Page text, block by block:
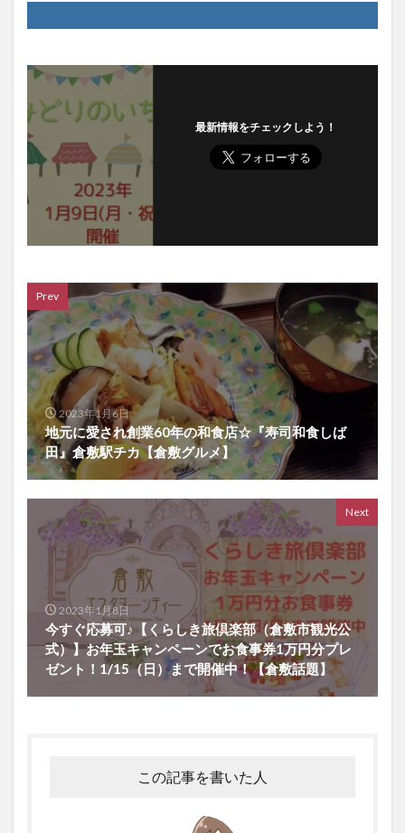
最新情報をチェックしよう！
Prev
2023年1月6日
地元に愛され創業60年の和食店☆『寿司和食しば
田』倉敷駅チカ【倉敷グルメ】
Next
2023年1月8日
今すぐ応募可♪【くらしき旅倶楽部（倉敷市観光公
式）】お年玉キャンペーンでお食事券1万円分プレ
ゼント！1/15（日）まで開催中！【倉敷話題】
この記事を書いた人